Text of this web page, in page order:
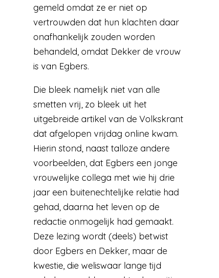
gemeld omdat ze er niet op
vertrouwden dat hun klachten daar
onafhankelijk zouden worden
behandeld, omdat Dekker de vrouw
is van Egbers.
Die bleek namelijk niet van alle
smetten vrij, zo bleek uit het
uitgebreide artikel van de Volkskrant
dat afgelopen vrijdag online kwam.
Hierin stond, naast talloze andere
voorbeelden, dat Egbers een jonge
vrouwelijke collega met wie hij drie
jaar een buitenechtelijke relatie had
gehad, daarna het leven op de
redactie onmogelijk had gemaakt.
Deze lezing wordt (deels) betwist
door Egbers en Dekker, maar de
kwestie, die weliswaar lange tijd